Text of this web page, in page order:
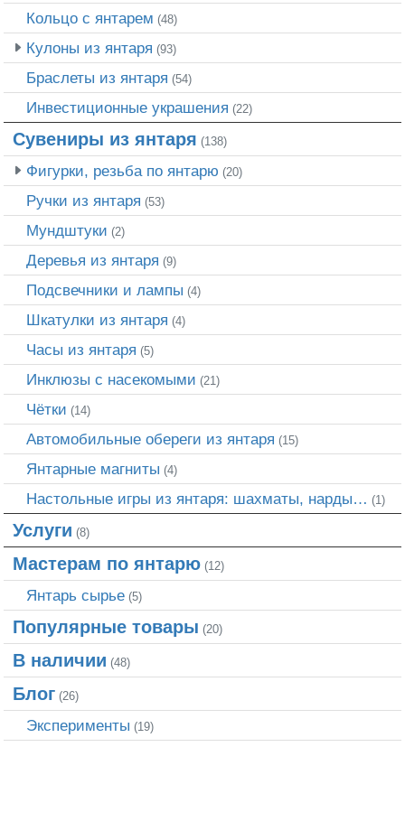
Кольцо с янтарем (48)
Кулоны из янтаря (93)
Браслеты из янтаря (54)
Инвестиционные украшения (22)
Сувениры из янтаря (138)
Фигурки, резьба по янтарю (20)
Ручки из янтаря (53)
Мундштуки (2)
Деревья из янтаря (9)
Подсвечники и лампы (4)
Шкатулки из янтаря (4)
Часы из янтаря (5)
Инклюзы с насекомыми (21)
Чётки (14)
Автомобильные обереги из янтаря (15)
Янтарные магниты (4)
Настольные игры из янтаря: шахматы, нарды… (1)
Услуги (8)
Мастерам по янтарю (12)
Янтарь сырье (5)
Популярные товары (20)
В наличии (48)
Блог (26)
Эксперименты (19)